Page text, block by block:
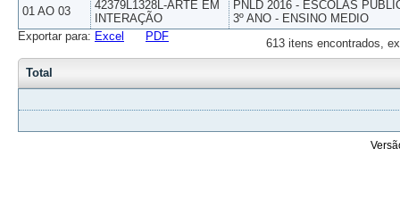
01 AO 03
42379L1328L-ARTE EM
INTERAÇÃO
PNLD 2016 - ESCOLAS
3º ANO - ENSINO MEDIO
613 itens encontrados,
Exportar para: Excel PDF
Total